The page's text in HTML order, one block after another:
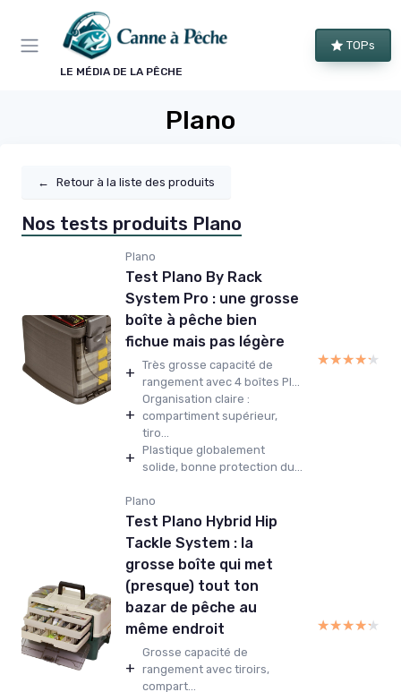
LE MÉDIA DE LA PÊCHE
TOPs
Plano
← Retour à la liste des produits
Nos tests produits Plano
Plano
Test Plano By Rack
System Pro : une grosse
boîte à pêche bien
fichue mais pas légère
+ Très grosse capacité de
rangement avec 4 boîtes Pl...
+
Organisation claire :
compartiment supérieur,
tiro...
+ Plastique globalement
solide, bonne protection du...
★★★★★
★★★★★
Plano
Test Plano Hybrid Hip
Tackle System : la
grosse boîte qui met
(presque) tout ton
bazar de pêche au
même endroit
+
Grosse capacité de
rangement avec tiroirs,
compart...
★★★★★
★★★★★
Panneau de gestion des cookies